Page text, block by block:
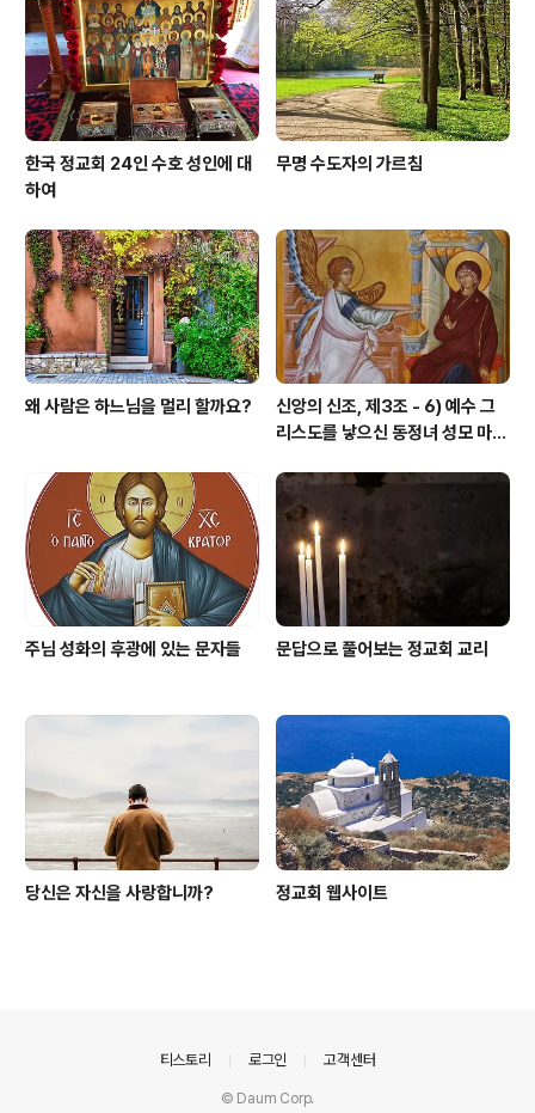
고 폭력적인 성격을 지닌 사람이어서 성녀를 부당하게 학
대하였다. 그러나 성녀는 이 모든 것을 인내로 견디면서 그
가 새로운 사람이 되도록 해달..
한국 정교회 24인 수호 성인에 대
하여
무명 수도자의 가르침
왜 사람은 하느님을 멀리 할까요?
신앙의 신조, 제3조 - 6) 예수 그
리스도를 낳으신 동정녀 성모 마리
주님 성화의 후광에 있는 문자들 문답으로 풀어보는 정교회 교리
당신은 자신을 사랑합니까? 정교회 웹사이트
티스토리 로그인 고객센터
© Daum Corp.